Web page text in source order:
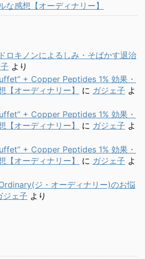
な感想【オーディナリー】
ロキノンによるしみ・そばかす退治
より
+ Copper Peptides 1% 効果・
【オーディナリー】
に ガジェ子 よ
+ Copper Peptides 1% 効果・
【オーディナリー】
に ガジェ子 よ
+ Copper Peptides 1% 効果・
【オーディナリー】
に ガジェ子 よ
ジ・オーディナリー)のお悩
ジェ子 より